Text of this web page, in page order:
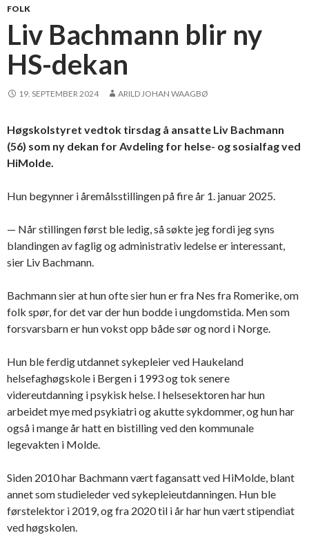
FOLK
Liv Bachmann blir ny
HS-dekan
19. SEPTEMBER 2024 ARILD JOHAN WAAGBØ
Høgskolstyret vedtok tirsdag å ansatte Liv Bachmann
(56) som ny dekan for Avdeling for helse- og sosialfag ved
HiMolde.
Hun begynner i åremålsstillingen på fire år 1. januar 2025.
— Når stillingen først ble ledig, så søkte jeg fordi jeg syns
blandingen av faglig og administrativ ledelse er interessant,
sier Liv Bachmann.
Bachmann sier at hun ofte sier hun er fra Nes fra Romerike, om
folk spør, for det var der hun bodde i ungdomstida. Men som
forsvarsbarn er hun vokst opp både sør og nord i Norge.
Hun ble ferdig utdannet sykepleier ved Haukeland
helsefaghøgskole i Bergen i 1993 og tok senere
videreutdanning i psykisk helse. I helsesektoren har hun
arbeidet mye med psykiatri og akutte sykdommer, og hun har
også i mange år hatt en bistilling ved den kommunale
legevakten i Molde.
Siden 2010 har Bachmann vært fagansatt ved HiMolde, blant
annet som studieleder ved sykepleieutdanningen. Hun ble
førstelektor i 2019, og fra 2020 til i år har hun vært stipendiat
ved høgskolen.